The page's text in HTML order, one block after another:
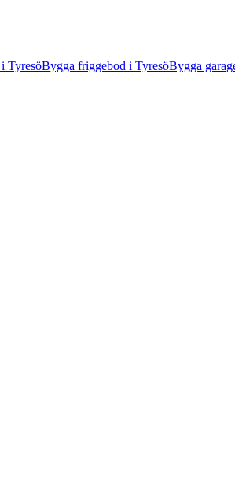
i TyresöBygga friggebod i TyresöBygga